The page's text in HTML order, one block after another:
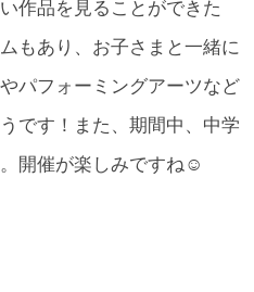
作品を見ることができた
もあり、お子さまと一緒に
パフォーミングアーツなど
です！また、期間中、中学
開催が楽しみですね☺